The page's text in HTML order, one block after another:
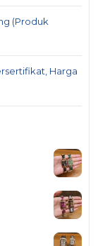
(Produk
Harga